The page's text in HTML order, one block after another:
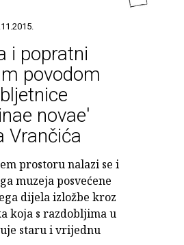
i popratni
povodom
novae'
Vrančića
prostoru nalazi se i
muzeja posvećene
dijela izložbe kroz
koja s razdobljima u
staru i vrijednu